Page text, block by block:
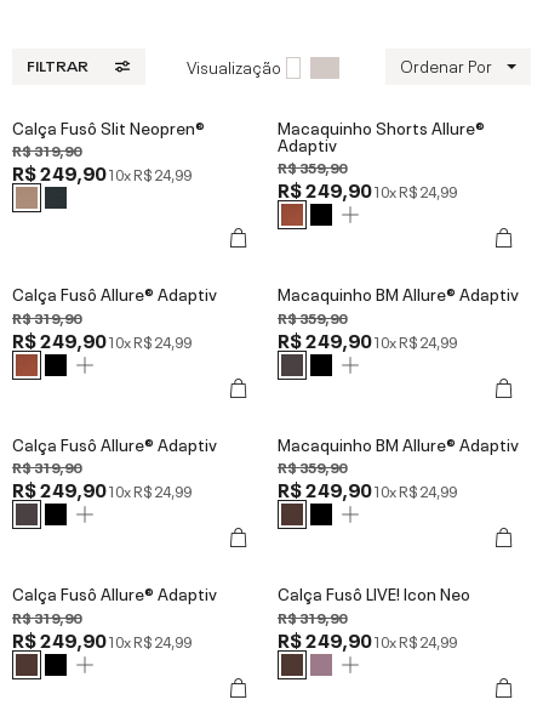
FILTRAR Visualização Ordenar Por
Calça Fusô Slit Neopren®
R$ 319,90
R$ 249,9010xR$ 24,99
Macaquinho Shorts Allure®
Adaptiv
R$ 359,90
R$ 249,9010xR$ 24,99
Calça Fusô Allure® Adaptiv
R$ 319,90
R$ 249,9010xR$ 24,99
Macaquinho BM Allure® Adaptiv
R$ 359,90
R$ 249,9010xR$ 24,99
Calça Fusô Allure® Adaptiv
R$ 319,90
R$ 249,9010xR$ 24,99
Macaquinho BM Allure® Adaptiv
R$ 359,90
R$ 249,9010xR$ 24,99
Calça Fusô Allure® Adaptiv
R$ 319,90
R$ 249,9010xR$ 24,99
Calça Fusô LIVE! Icon Neo
R$ 319,90
R$ 249,9010xR$ 24,99